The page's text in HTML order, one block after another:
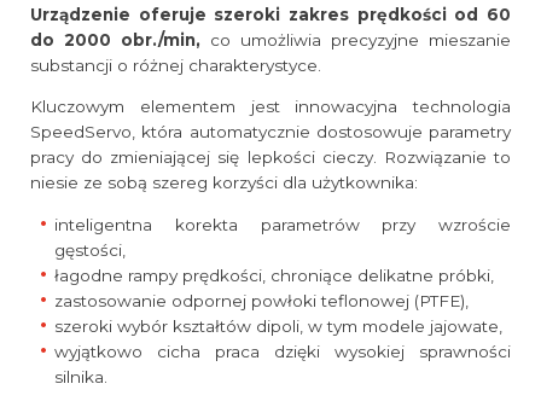
Urządzenie oferuje szeroki zakres prędkości od 60
do 2000 obr./min, co umożliwia precyzyjne mieszanie
substancji o różnej charakterystyce.
Kluczowym elementem jest innowacyjna technologia
SpeedServo, która automatycznie dostosowuje parametry
pracy do zmieniającej się lepkości cieczy. Rozwiązanie to
niesie ze sobą szereg korzyści dla użytkownika:
inteligentna korekta parametrów przy wzroście
gęstości,
łagodne rampy prędkości, chroniące delikatne próbki,
zastosowanie odpornej powłoki teflonowej (PTFE),
szeroki wybór kształtów dipoli, w tym modele jajowate,
wyjątkowo cicha praca dzięki wysokiej sprawności
silnika.